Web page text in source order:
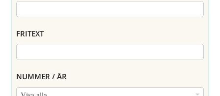
FRITEXT
NUMMER / ÅR
N